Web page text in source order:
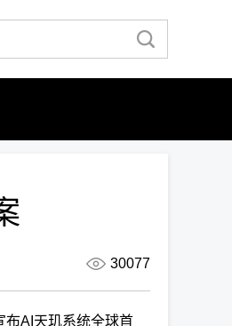
30077
布AI天玑系统全球首